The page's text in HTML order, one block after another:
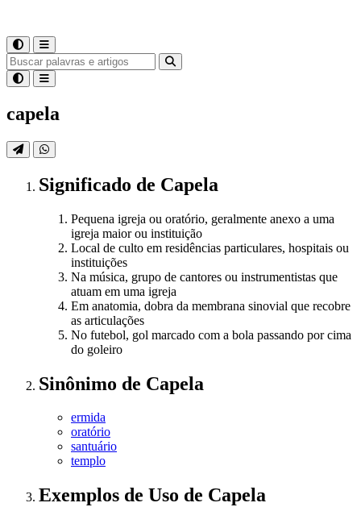
capela
Significado de Capela
Pequena igreja ou oratório, geralmente anexo a uma
igreja maior ou instituição
Local de culto em residências particulares, hospitais ou
instituições
Na música, grupo de cantores ou instrumentistas que
atuam em uma igreja
Em anatomia, dobra da membrana sinovial que recobre
as articulações
No futebol, gol marcado com a bola passando por cima
do goleiro
Sinônimo de Capela
ermida
oratório
santuário
templo
Exemplos de Uso de Capela